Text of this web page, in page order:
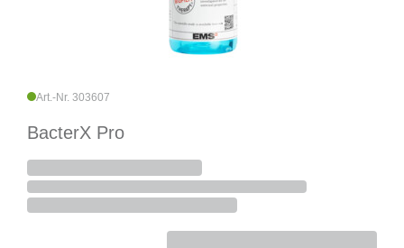
Art.-Nr. 303607
BacterX Pro